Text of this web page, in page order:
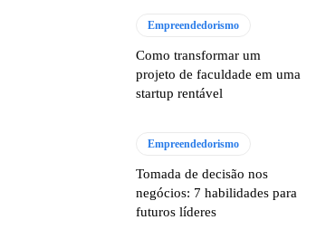
Empreendedorismo
Como transformar um
projeto de faculdade em uma
startup rentável
Empreendedorismo
Tomada de decisão nos
negócios: 7 habilidades para
futuros líderes